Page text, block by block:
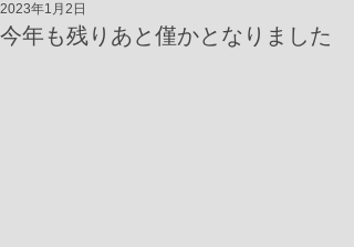
今年も残りあと僅かとなりました
2023年1月2日